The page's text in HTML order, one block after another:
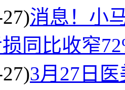
消息！小
同比收窄
3月27日